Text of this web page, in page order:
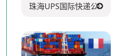
珠海UPS国际快递公司